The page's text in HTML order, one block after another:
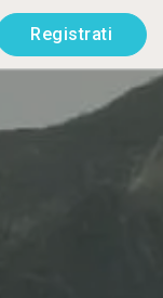
Registrati